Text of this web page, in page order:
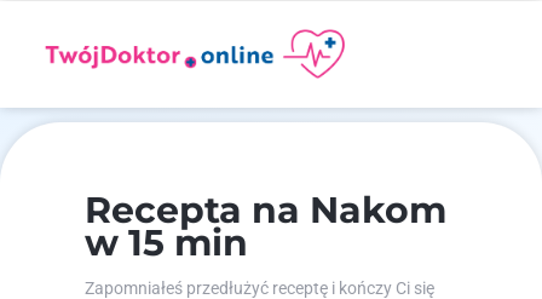
Recepta na Nakom
w 15 min
Zapomniałeś przedłużyć receptę i kończy Ci się